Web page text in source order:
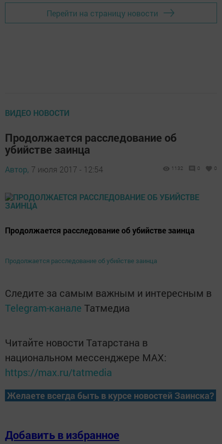
Перейти на страницу новости
ВИДЕО НОВОСТИ
Продолжается расследование об
убийстве заинца
Автор, 7 июля 2017 - 12:54 1132 0 0
Продолжается расследование об убийстве заинца
Продолжается расследование об убийстве заинца
Следите за самым важным и интересным в
Telegram-канале Татмедиа
Читайте новости Татарстана в
национальном мессенджере MАХ:
https://max.ru/tatmedia
Желаете всегда быть в курсе новостей Заинска?
Добавить в избранное